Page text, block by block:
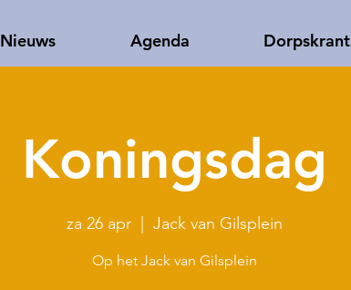
Nieuws Agenda Dorpskrant
Koningsdag
za 26 apr
  |
Jack van Gilsplein
Op het Jack van Gilsplein